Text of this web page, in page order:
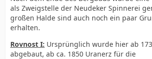
als Zweigstelle der Neudeker Spinnerei
großen Halde sind auch noch ein paar
erhalten.
Rovnost I: Ursprünglich wurde hier ab
abgebaut, ab ca. 1850 Uranerz für die